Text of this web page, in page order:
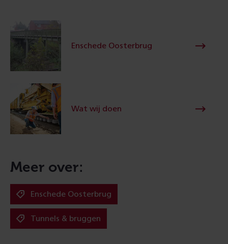
Enschede Oosterbrug
Wat wij doen
Meer over:
Enschede Oosterbrug
Tunnels & bruggen